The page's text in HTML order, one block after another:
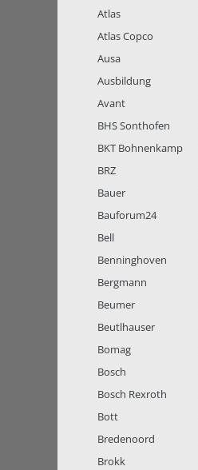
Atlas
Atlas Copco
Ausa
Ausbildung
Avant
BHS Sonthofen
BKT Bohnenkamp
BRZ
Bauer
Bauforum24
Bell
Benninghoven
Bergmann
Beumer
Beutlhauser
Bomag
Bosch
Bosch Rexroth
Bott
Bredenoord
Brokk